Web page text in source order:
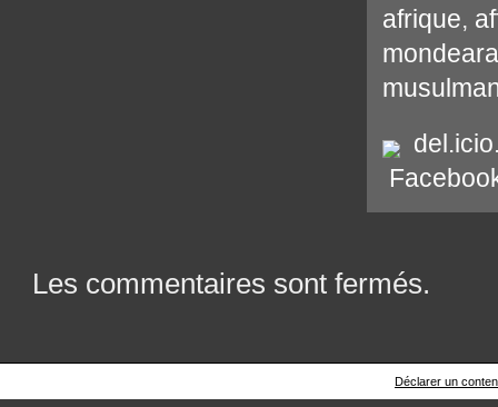
afrique,
Les commentaires sont fermés.
Déclarer un